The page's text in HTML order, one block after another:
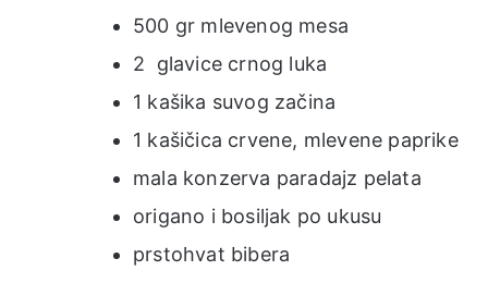
500 gr mlevenog mesa
2 glavice crnog luka
1 kašika suvog začina
1 kašičica crvene, mlevene paprike
mala konzerva paradajz pelata
origano i bosiljak po ukusu
prstohvat bibera